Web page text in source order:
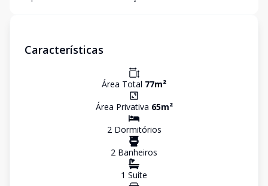
Características
Área Total 77m²
Área Privativa 65m²
2Dormitórios
2 Banheiros
1 Suíte